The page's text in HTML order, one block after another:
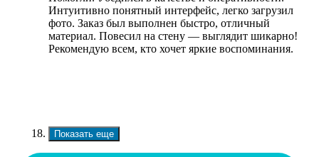
Интуитивно понятный интерфейс, легко загрузил
фото. Заказ был выполнен быстро, отличный
материал. Повесил на стену — выглядит шикарно!
Рекомендую всем, кто хочет яркие воспоминания.
Показать еще